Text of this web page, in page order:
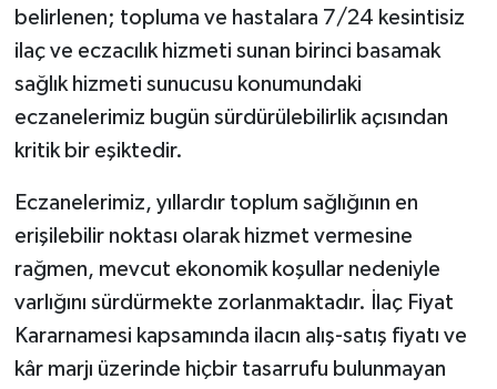
belirlenen; topluma ve hastalara 7/24 kesintisiz
ilaç ve eczacılık hizmeti sunan birinci basamak
sağlık hizmeti sunucusu konumundaki
eczanelerimiz bugün sürdürülebilirlik açısından
kritik bir eşiktedir.
Eczanelerimiz, yıllardır toplum sağlığının en
erişilebilir noktası olarak hizmet vermesine
rağmen, mevcut ekonomik koşullar nedeniyle
varlığını sürdürmekte zorlanmaktadır. İlaç Fiyat
Kararnamesi kapsamında ilacın alış-satış fiyatı ve
kâr marjı üzerinde hiçbir tasarrufu bulunmayan